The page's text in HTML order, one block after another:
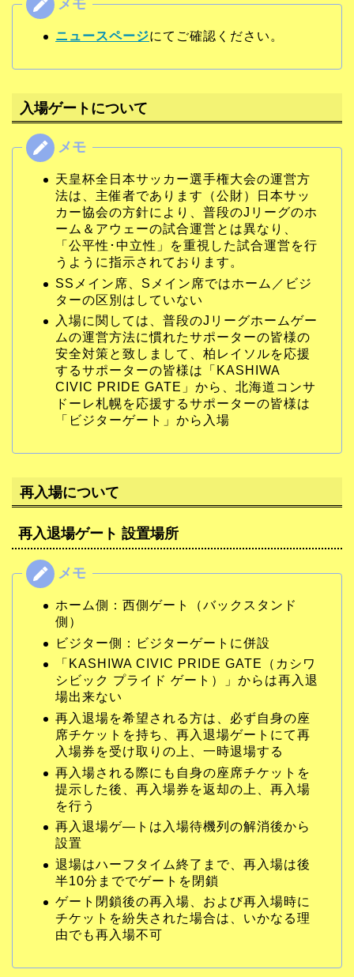
ニュースページにてご確認ください。
入場ゲートについて
天皇杯全日本サッカー選手権大会の運営方
法は、主催者であります（公財）日本サッ
カー協会の方針により、普段のJリーグのホ
ーム＆アウェーの試合運営とは異なり、
「公平性･中立性」を重視した試合運営を行
うように指示されております。
SSメイン席、Sメイン席ではホーム／ビジ
ターの区別はしていない
入場に関しては、普段のJリーグホームゲー
ムの運営方法に慣れたサポーターの皆様の
安全対策と致しまして、柏レイソルを応援
するサポーターの皆様は「KASHIWA
CIVIC PRIDE GATE」から、北海道コンサ
ドーレ札幌を応援するサポーターの皆様は
「ビジターゲート」から入場
再入場について
再入退場ゲート 設置場所
ホーム側：西側ゲート（バックスタンド
側）
ビジター側：ビジターゲートに併設
「KASHIWA CIVIC PRIDE GATE（カシワ
シビック プライド ゲート）」からは再入退
場出来ない
再入退場を希望される方は、必ず自身の座
席チケットを持ち、再入退場ゲートにて再
入場券を受け取りの上、一時退場する
再入場される際にも自身の座席チケットを
提示した後、再入場券を返却の上、再入場
を行う
再入退場ゲ―トは入場待機列の解消後から
設置
退場はハーフタイム終了まで、再入場は後
半10分まででゲートを閉鎖
ゲート閉鎖後の再入場、および再入場時に
チケットを紛失された場合は、いかなる理
由でも再入場不可